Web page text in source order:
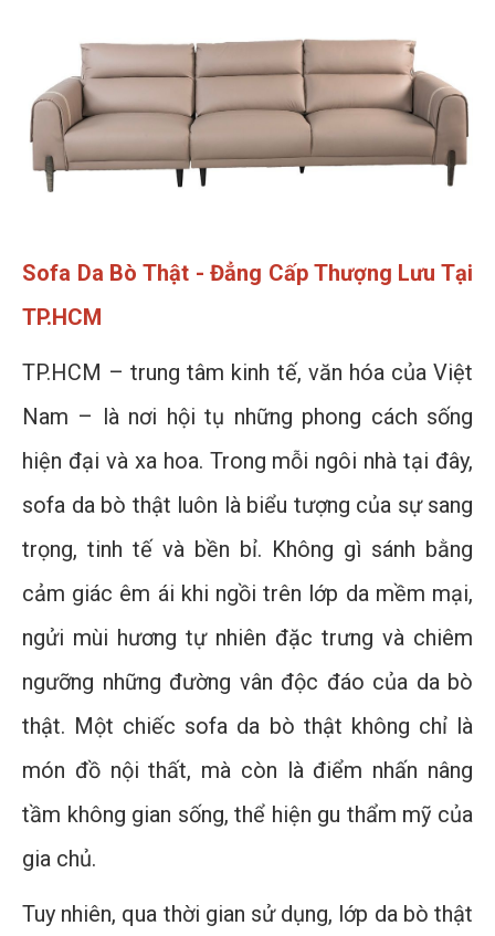
Sofa Da Bò Thật - Đẳng Cấp Thượng Lưu Tại
TP.HCM
TP.HCM – trung tâm kinh tế, văn hóa của Việt
Nam – là nơi hội tụ những phong cách sống
hiện đại và xa hoa. Trong mỗi ngôi nhà tại đây,
sofa da bò thật luôn là biểu tượng của sự sang
trọng, tinh tế và bền bỉ. Không gì sánh bằng
cảm giác êm ái khi ngồi trên lớp da mềm mại,
ngửi mùi hương tự nhiên đặc trưng và chiêm
ngưỡng những đường vân độc đáo của da bò
thật. Một chiếc sofa da bò thật không chỉ là
món đồ nội thất, mà còn là điểm nhấn nâng
tầm không gian sống, thể hiện gu thẩm mỹ của
gia chủ.
Tuy nhiên, qua thời gian sử dụng, lớp da bò thật